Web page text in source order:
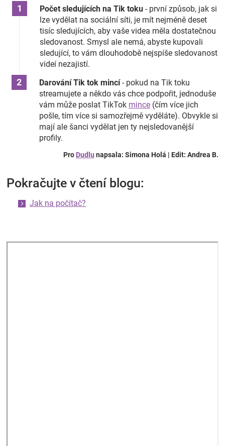
Počet sledujících na Tik toku - první způsob, jak si
lze vydělat na sociální síti, je mít nejméně deset
tisíc sledujících, aby vaše videa měla dostatečnou
sledovanost. Smysl ale nemá, abyste kupovali
sledující, to vám dlouhodobě nejspíše sledovanost
videí nezajistí.
Darování Tik tok mincí- pokud na Tik toku
streamujete a někdo vás chce podpořit, jednoduše
vám může poslat TikTok mince (čím více jich
pošle, tím více si samozřejmě vyděláte). Obvykle si
mají ale šanci vydělat jen ty nejsledovanější
profily.
Pro Dudlu napsala: Simona Holá | Edit: Andrea B.
Pokračujte v čtení blogu:
Jak na počítač?